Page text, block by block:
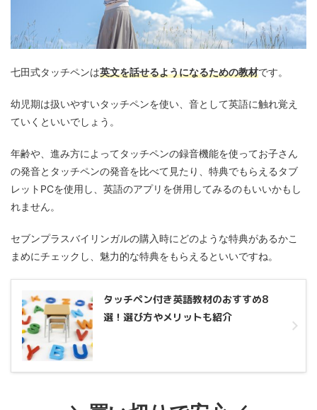
七田式タッチペンは英文を話せるようになるための教材です。
幼児期は扱いやすいタッチペンを使い、音として英語に触れ覚え
ていくといいでしょう。
年齢や、進み方によってタッチペンの録音機能を使ってお子さん
の発音とタッチペンの発音を比べて見たり、特典でもらえるタブ
レットPCを使用し、英語のアプリを併用してみるのもいいかもし
れません。
セブンプラスバイリンガルの購入時にどのような特典があるかこ
まめにチェックし、魅力的な特典をもらえるといいですね。
タッチペン付き英語教材のおすすめ8
選！選び方やメリットも紹介